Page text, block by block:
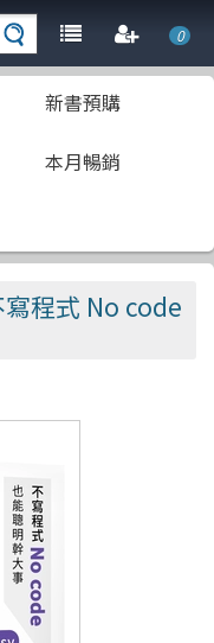
0
新書預購
本月暢銷
程式 No code